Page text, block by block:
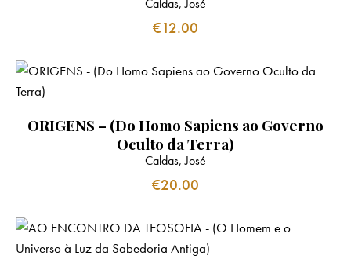
Caldas, José
€12.00
ORIGENS – (Do Homo Sapiens ao Governo
Oculto da Terra)
Caldas, José
€20.00